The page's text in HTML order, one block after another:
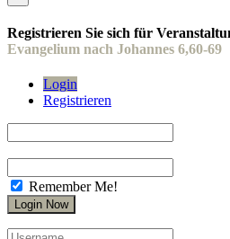
Registrieren Sie sich für
Evangelium nach Johannes 6,60-69
Login
Registrieren
Remember Me!